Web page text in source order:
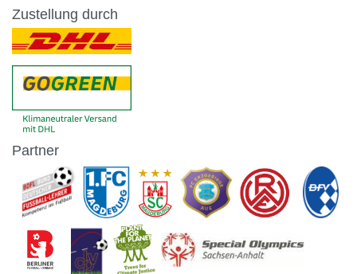
Zustellung durch
Partner